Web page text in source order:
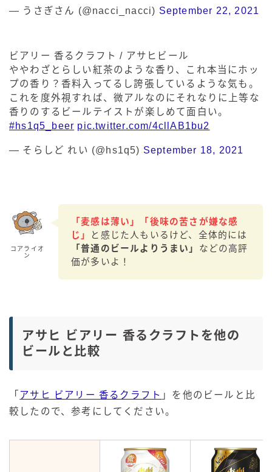
— うさぎさん (@nacci_nacci) September 22, 2021
ビアリー 香るクラフト / アサヒビール
ややわざとらしい紅茶のような香り、これ本当にホッ
プの香り？香料入ってるし誇張しているような気も。
これを度外視すれば、微アルなのにそれなりに上等な
香りのするビールテイストが楽しめて面白い。
#hs1q5_beer pic.twitter.com/4cllAB1bu2
— そらしど れい (@hs1q5) September 18, 2021
コアライオ
ン
「麦感は薄い」「後味の苦さが嫌な感
じ」
と感じた人もいるけど、全体的には
「普通のビールよりうまい」 などの高評
価が多いよ！
アサヒ ビアリー 香るクラフトを他の
ビールと比較
「 アサヒ ビアリー 香るクラフト 」を他のビールと比
較したので、参考にしてください。